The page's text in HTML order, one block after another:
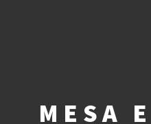
MESA